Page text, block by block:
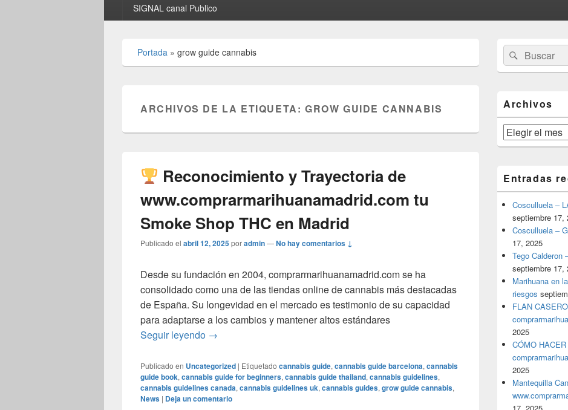
SIGNAL canal Publico
Portada » grow guide cannabis
ARCHIVOS DE LA ETIQUETA:GROW GUIDE CANNABIS
Reconocimiento y Trayectoria de
www.comprarmarihuanamadrid.com tu
Smoke Shop THC en Madrid
Publicado el abril 12, 2025poradmin—No hay comentarios ↓
Desde su fundación en 2004, comprarmarihuanamadrid.com se ha
consolidado como una de las tiendas online de cannabis más destacadas
de España. Su longevidad en el mercado es testimonio de su capacidad
para adaptarse a los cambios y mantener altos estándares
Seguir leyendo
Reconocimiento y Trayectoria de www.comprarmarihuanamadrid.com tu Smoke
→
Publicado en Uncategorized | Etiquetado cannabis guide, cannabis guide barcelona, cannabis
guide book, cannabis guide for beginners, cannabis guide thailand, cannabis guidelines,
cannabis guidelines canada, cannabis guidelines uk, cannabis guides, grow guide cannabis,
News | Deja un comentario
área
de
widget
lateral
primaria
Buscar
por:
Buscar
Archivos
Archivos
Entradas
Cosculluela –
septiembre 17,
Cosculluela –
17, 2025
Tego Calderon
septiembre 17,
Marihuana en
riesgos
FLAN
2025
CÓMO
2025
Mantequilla